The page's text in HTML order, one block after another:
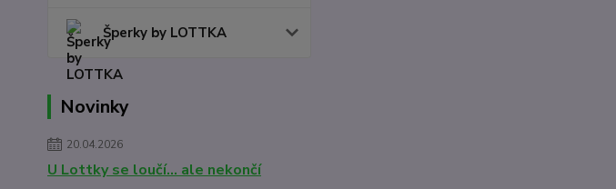
Šperky by LOTTKA
Novinky
20.04.2026
U Lottky se loučí… ale nekončí